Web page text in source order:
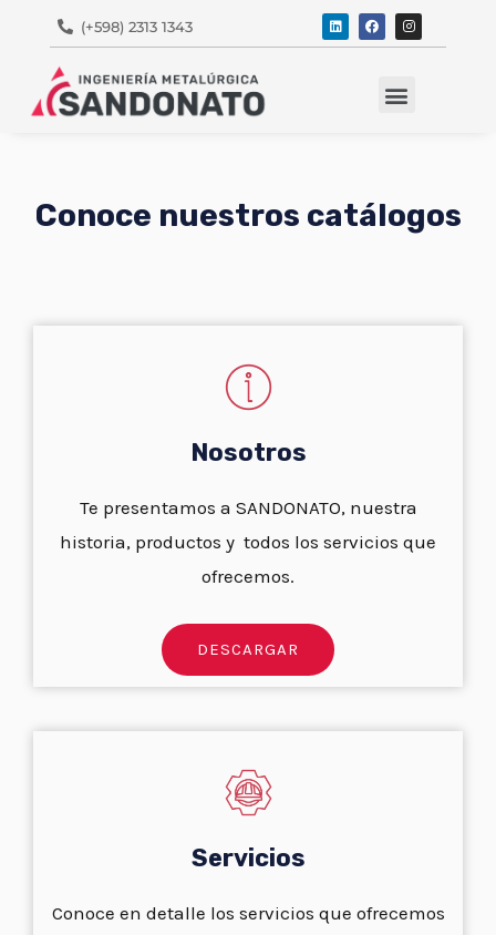
(+598) 2313 1343
Conoce nuestros catálogos
Nosotros
Te presentamos a SANDONATO, nuestra
historia, productos y todos los servicios que
ofrecemos.
DESCARGAR
Servicios
Conoce en detalle los servicios que ofrecemos